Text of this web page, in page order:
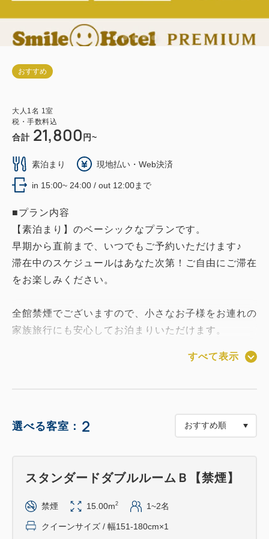
おすすめ
大人 1名 1室
税・手数料込
合計 21,800 円~
素泊まり 現地払い・Web決済
in 15:00~ 24:00 / out 12:00まで
■プラン内容
【素泊まり】のベーシックなプランです。
早期から直前まで、いつでもご予約いただけます♪
滞在中のスケジュールはあなた次第！ご自由にご滞在
をお楽しみください。
全館禁煙でございますので、小さなお子様をお連れの
家族旅行にも安心してお泊まりいただけます。
出入口は２３時より翌朝６時までは自動で施錠され、
ご宿泊のお客様以外は入館できません。
◆チェックイン／チェックアウト◆
＜注意事項＞
すべて表示
選べる客室： 2
スタンダードダブルルームＢ【禁煙】
禁煙 15.00m2 1~2名
クイーンサイズ / 幅151-180cm×1